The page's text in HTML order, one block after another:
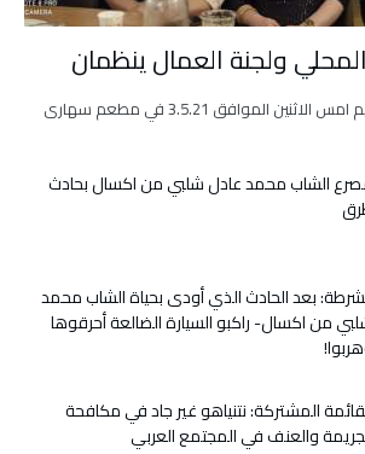
ولجنة العمال ينظمان
باجواء رمضانية رائعة اقيم امس الاثنين الموافق 3.5.21 في مطعم سهارى
الشاب محمد عادل شلبي من اكسال بحادث
بعد الحادث الذي أودى بحياة الشاب محمد
من اكسال- راكبو السيارة الضالعة أحرقوها
المشتركة: نتنياهو غير جاد في مكافحة
والعنف في المجتمع العربي